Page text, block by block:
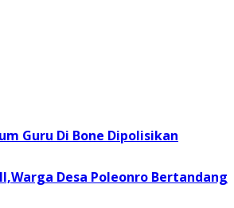
Guru Di Bone Dipolisikan
Desa Poleonro Bertandang